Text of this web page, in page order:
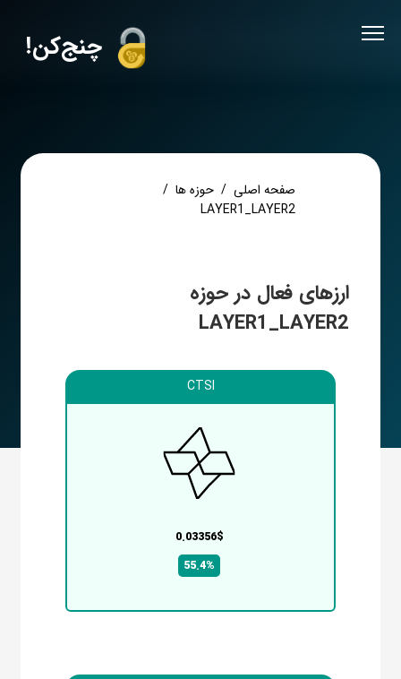
صفحه اصلی
حوزه ها
LAYER1_LAYER2
ارزهای فعال در حوزه
LAYER1_LAYER2
CTSI
0.03356$
55.4%